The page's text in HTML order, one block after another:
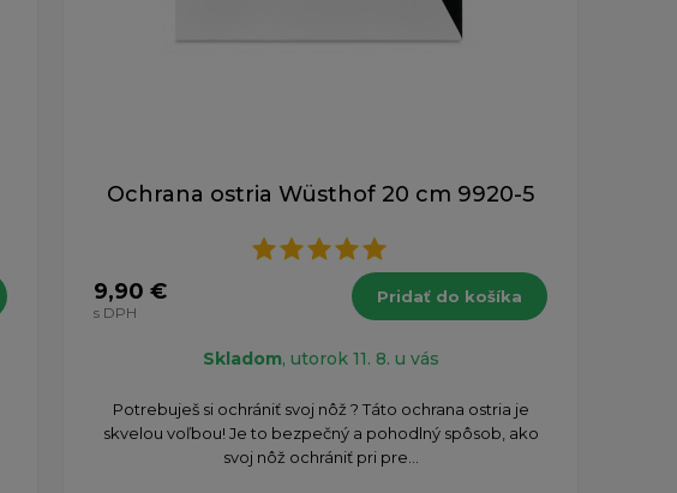
Ochrana ostria Wüsthof 20 cm 9920-5
9,90 €
s DPH
Pridať do košíka
Skladom, utorok 11. 8. u vás
Potrebuješ si ochrániť svoj nôž ? Táto ochrana ostria je
skvelou voľbou! Je to bezpečný a pohodlný spôsob, ako
svoj nôž ochrániť pri pre...